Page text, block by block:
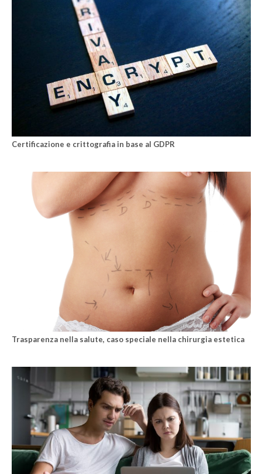
Certificazione e crittografia in base al GDPR
Trasparenza nella salute, caso speciale nella chirurgia estetica